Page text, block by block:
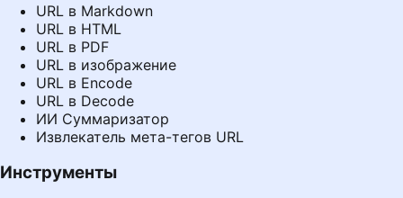
URL в Markdown
URL в HTML
URL в PDF
URL в изображение
URL в Encode
URL в Decode
ИИ Суммаризатор
Извлекатель мета-тегов URL
Инструменты